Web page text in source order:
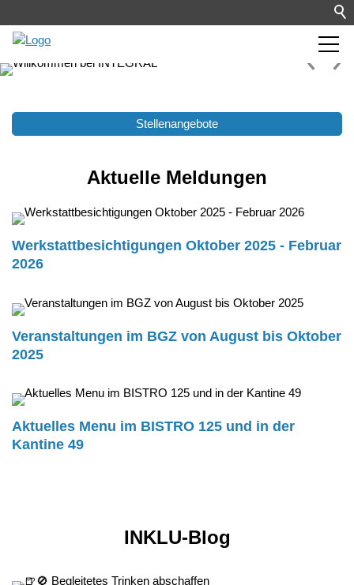
Stellenangebote
Aktuelle Meldungen
Werkstattbesichtigungen Oktober 2025 - Februar
2026
Veranstaltungen im BGZ von August bis Oktober
2025
Aktuelles Menu im BISTRO 125 und in der
Kantine 49
INKLU-Blog